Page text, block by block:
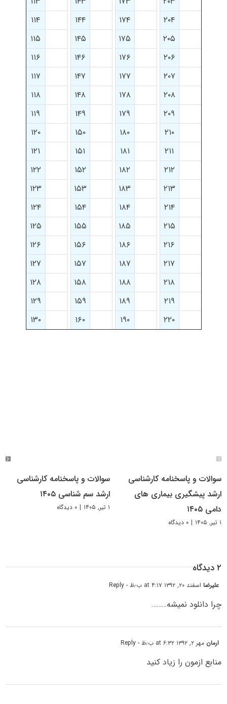
۲۰۴
۱۷۴ ۱۴۴
۱۱۴
۲۰۵
۱۷۵ ۱۴۵
۱۱۵
۲۰۶
۱۷۶ ۱۴۶
۱۱۶
۲۰۷
۱۷۷ ۱۴۷
۱۱۷
۲۰۸
۱۷۸ ۱۴۸
۱۱۸
۲۰۹
۱۷۹ ۱۴۹
۱۱۹
۲۱۰
۱۸۰ ۱۵۰
۱۲۰
۲۱۱
۱۸۱ ۱۵۱
۱۲۱
۲۱۲
۱۸۲ ۱۵۲
۱۲۲
۲۱۳
۱۸۳ ۱۵۳
۱۲۳
۲۱۴
۱۸۴ ۱۵۴
۱۲۴
۲۱۵
۱۸۵ ۱۵۵
۱۲۵
۲۱۶
۱۸۶ ۱۵۶
۱۲۶
۲۱۷
۱۸۷ ۱۵۷
۱۲۷
۲۱۸
۱۸۸ ۱۵۸
۱۲۸
۲۱۹
۱۸۹ ۱۵۹
۱۲۹
۲۲۰
۱۹۰ ۱۶۰ ۱۳۰
سوالات و پاسخنامه کارشناسی
ارشد پیشگیری بیماری های
دامی ۱۴۰۵
۱ تیر, ۱۴۰۵ | ۰ دیدگاه
سوالات و پاسخنامه کارشناسی
ارشد سم شناسی ۱۴۰۵
۱ تیر, ۱۴۰۵ | ۰ دیدگاه
۲ دیدگاه
علیرضااسفند ۲۰, ۱۳۹۲ at ۴:۱۷ ب٫ظ - Reply
چرا دانلود نمیشه………
ارمان مهر ۲, ۱۳۹۲ at ۶:۳۲ ب٫ظ - Reply
منابع ازمون را زیاد کنید